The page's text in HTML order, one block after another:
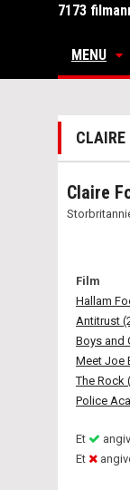
7173
MENU
CLAIRE
Claire
Film
Hallam
Antitrust
Boys and
Meet Joe
The Rock
Police
Et
Et